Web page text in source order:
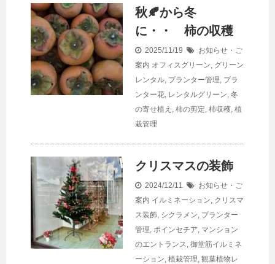
秋🍂から冬
に・・ 柿の収穫
2025/11/19
お知らせ・ご
案内 オフィスグリーン, グリーン
レンタル, プランター管理, プラ
ンター花, レンタルグリーン, 冬
の寄せ植え , 柿の剪定, 柿収穫, 植
栽管理
クリスマスの装飾
2024/12/11
お知らせ・ご
案内 イルミネーション, クリスマ
ス装飾, シクラメン, プランター
管理, ポインセチア, マンション
のエントランス, 御堂筋イルミネ
ーション, 植栽管理, 観葉植物レ